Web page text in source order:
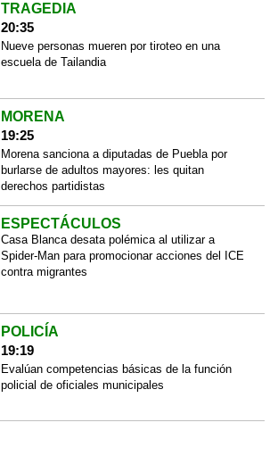
TRAGEDIA
20:35
Nueve personas mueren por tiroteo en una
escuela de Tailandia
MORENA
19:25
Morena sanciona a diputadas de Puebla por
burlarse de adultos mayores: les quitan
derechos partidistas
ESPECTÁCULOS
Casa Blanca desata polémica al utilizar a
Spider-Man para promocionar acciones del ICE
contra migrantes
POLICÍA
19:19
Evalúan competencias básicas de la función
policial de oficiales municipales